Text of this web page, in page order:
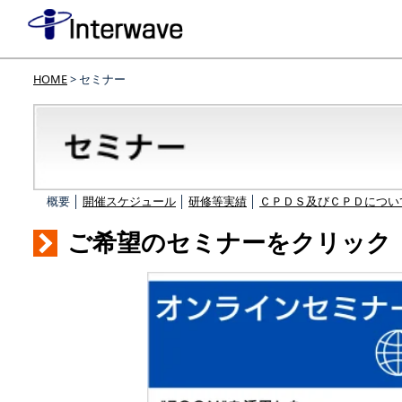
HOME> セミナー
概要 │ 開催スケジュール 研修等実績 ＣＰＤＳ及びＣＰＤにつ
ご希望のセミナーをクリック